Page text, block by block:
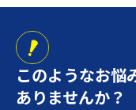
このようなお悩
ありませんか？